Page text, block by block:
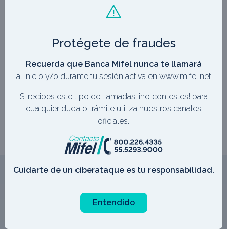
¿Aún no encuentras lo
que buscas?
Protégete de fraudes
Recuerda que Banca Mifel nunca te llamará
al inicio y/o durante tu sesión activa en www.mifel.net
Si recibes este tipo de llamadas, ¡no contestes! para
cualquier duda o trámite utiliza nuestros canales
oficiales.
Cuidarte de un ciberataque es tu responsabilidad.
Entendido